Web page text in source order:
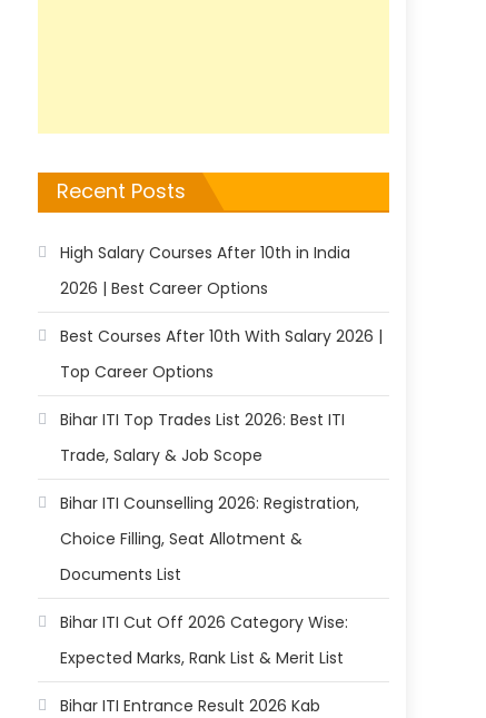
Recent Posts
High Salary Courses After 10th in India
2026 | Best Career Options
Best Courses After 10th With Salary 2026 |
Top Career Options
Bihar ITI Top Trades List 2026: Best ITI
Trade, Salary & Job Scope
Bihar ITI Counselling 2026: Registration,
Choice Filling, Seat Allotment &
Documents List
Bihar ITI Cut Off 2026 Category Wise:
Expected Marks, Rank List & Merit List
Bihar ITI Entrance Result 2026 Kab